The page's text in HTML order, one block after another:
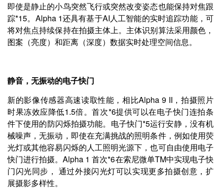
即使是静止的小鸟突然飞行或突然改变姿态也能保持对焦跟
踪*15。Alpha 1还具有基于AI人工智能的实时追踪功能，可
将对焦点持续保持在拍摄主体上。主体识别算法采用颜色，
图案（亮度）和距离（深度）数据实时处理空间信息。
静音，无振动的电子快门
新的影像传感器高速读取性能，相比Alpha 9 II，拍摄照片
时果冻效应降低1.5倍。首次*6提供可以在电子快门连拍条
件下使用的防闪烁拍摄功能。电子快门*5运行安静，没有机
械噪声，无振动，即使在充满挑战的照明条件，例如使用荧
光灯或其他容易闪烁的人工照明光源下，也可自由使用电子
快门进行拍摄。Alpha 1 首次*6在索尼微单TM中实现电子快
门闪光同步， 通过外接闪光灯可以实现更多拍摄创意，扩
展摄影多样性。